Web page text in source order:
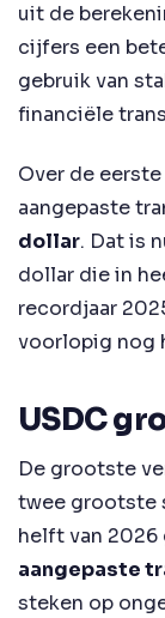
uit de
cijfers een
gebruik van
financiële
Over de
aangepaste
dollar. Dat is
dollar die in
recordjaar
voorlopig nog
USDC
De grootste
twee grootste
helft van 2026
aangepaste
steken op